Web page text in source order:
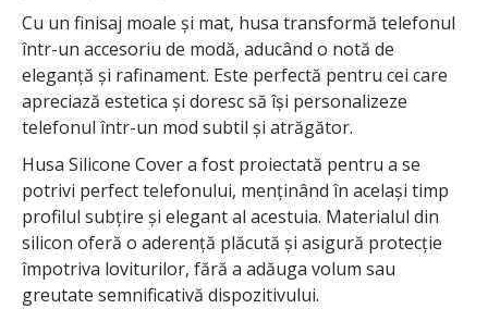
Cu un finisaj moale și mat, husa transformă telefonul
într-un accesoriu de modă, aducând o notă de
eleganță și rafinament. Este perfectă pentru cei care
apreciază estetica și doresc să își personalizeze
telefonul într-un mod subtil și atrăgător.
Husa Silicone Cover a fost proiectată pentru a se
potrivi perfect telefonului, menținând în același timp
profilul subțire și elegant al acestuia. Materialul din
silicon oferă o aderență plăcută și asigură protecție
împotriva loviturilor, fără a adăuga volum sau
greutate semnificativă dispozitivului.